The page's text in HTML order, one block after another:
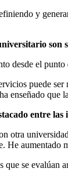
y
son
desde el
puede
enseñado que
entre
otra
He
se evalúan